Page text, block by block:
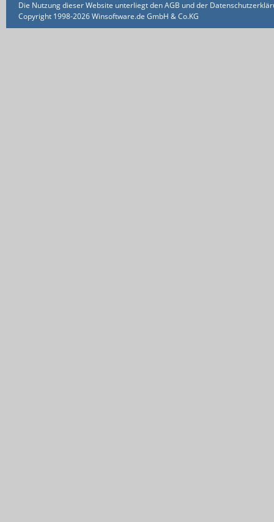
Die Nutzung dieser Website unterliegt den AGB und der
Copyright 1998-2026 Winsoftware.de GmbH & Co.KG